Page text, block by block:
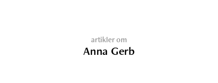
artikler om
Anna Gerb